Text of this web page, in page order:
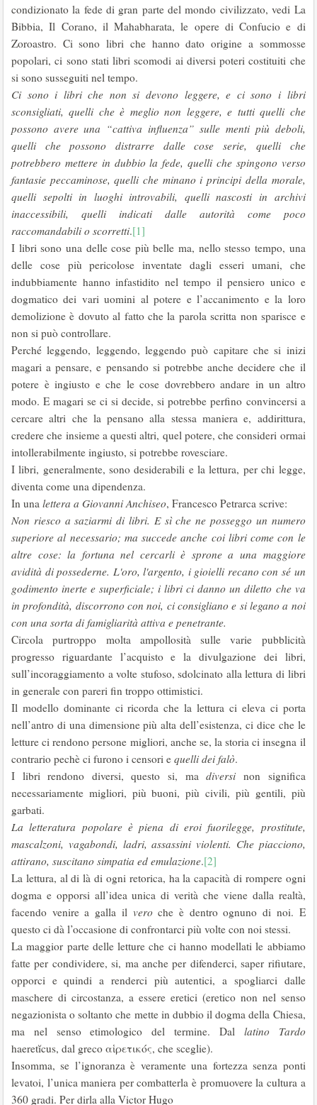
condizionato la fede di gran parte del mondo civilizzato, vedi La
Bibbia, Il Corano, il Mahabharata, le opere di Confucio e di
Zoroastro. Ci sono libri che hanno dato origine a sommosse
popolari, ci sono stati libri scomodi ai diversi poteri costituiti che
si sono susseguiti nel tempo.
Ci sono i libri che non si devono leggere, e ci sono i libri
sconsigliati, quelli che è meglio non leggere, e tutti quelli che
possono avere una “cattiva influenza” sulle menti più deboli,
quelli che possono distrarre dalle cose serie, quelli che
potrebbero mettere in dubbio la fede, quelli che spingono verso
fantasie peccaminose, quelli che minano i principi della morale,
quelli sepolti in luoghi introvabili, quelli nascosti in archivi
inaccessibili, quelli indicati dalle autorità come poco
raccomandabili o scorretti.[1]
I libri sono una delle cose più belle ma, nello stesso tempo, una
delle cose più pericolose inventate dagli esseri umani, che
indubbiamente hanno infastidito nel tempo il pensiero unico e
dogmatico dei vari uomini al potere e l’accanimento e la loro
demolizione è dovuto al fatto che la parola scritta non sparisce e
non si può controllare.
Perché leggendo, leggendo, leggendo può capitare che si inizi
magari a pensare, e pensando si potrebbe anche decidere che il
potere è ingiusto e che le cose dovrebbero andare in un altro
modo. E magari se ci si decide, si potrebbe perfino convincersi a
cercare altri che la pensano alla stessa maniera e, addirittura,
credere che insieme a questi altri, quel potere, che consideri ormai
intollerabilmente ingiusto, si potrebbe rovesciare.
I libri, generalmente, sono desiderabili e la lettura, per chi legge,
diventa come una dipendenza.
In una lettera a Giovanni Anchiseo, Francesco Petrarca scrive:
Non riesco a saziarmi di libri. E sì che ne posseggo un numero
superiore al necessario; ma succede anche coi libri come con le
altre cose: la fortuna nel cercarli è sprone a una maggiore
avidità di possederne. L'oro, l'argento, i gioielli recano con sé un
godimento inerte e superficiale; i libri ci danno un diletto che va
in profondità, discorrono con noi, ci consigliano e si legano a noi
con una sorta di famigliarità attiva e penetrante.
Circola purtroppo molta ampollosità sulle varie pubblicità
progresso riguardante l’acquisto e la divulgazione dei libri,
sull’incoraggiamento a volte stufoso, sdolcinato alla lettura di libri
in generale con pareri fin troppo ottimistici.
Il modello dominante ci ricorda che la lettura ci eleva ci porta
nell’antro di una dimensione più alta dell’esistenza, ci dice che le
letture ci rendono persone migliori, anche se, la storia ci insegna il
contrario pechè ci furono i censori e quelli dei falò.
I libri rendono diversi, questo si, madiversi non significa
necessariamente migliori, più buoni, più civili, più gentili, più
garbati.
La letteratura popolare è piena di eroi fuorilegge, prostitute,
mascalzoni, vagabondi, ladri, assassini violenti. Che piacciono,
attirano, suscitano simpatia ed emulazione.[2]
La lettura, al di là di ogni retorica, ha la capacità di rompere ogni
dogma e opporsi all’idea unica di verità che viene dalla realtà,
facendo venire a galla il vero che è dentro ognuno di noi. E
questo ci dà l’occasione di confrontarci più volte con noi stessi.
La maggior parte delle letture che ci hanno modellati le abbiamo
fatte per condividere, si, ma anche per difenderci, saper rifiutare,
opporci e quindi a renderci più autentici, a spogliarci dalle
maschere di circostanza, a essere eretici (eretico non nel senso
negazionista o soltanto che mette in dubbio il dogma della Chiesa,
ma nel senso etimologico del termine. Dal latino Tardo
haeretĭcus, dal greco αἱρετικός, che sceglie).
Insomma, se l’ignoranza è veramente una fortezza senza ponti
levatoi, l’unica maniera per combatterla è promuovere la cultura a
360 gradi. Per dirla alla Victor Hugo